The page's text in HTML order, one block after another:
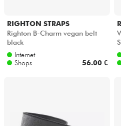
Bundle
Sehen Sie sich
RIGHTON STRAPS
Righton B-Charm vegan belt
black
Internet
Shops
56.00 €